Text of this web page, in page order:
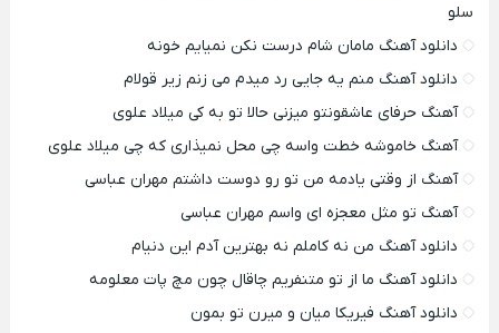
سلو
دانلود آهنگ مامان شام درست نکن نمیایم خونه
دانلود آهنگ منم یه جایی رد میدم می زنم زیر قولام
آهنگ حرفای عاشقونتو میزنی حالا تو به کی میلاد علوی
آهنگ خاموشه خطت واسه چی محل نمیذاری که چی میلاد علوی
آهنگ از وقتی یادمه من تو رو دوست داشتم مهران عباسی
آهنگ تو مثل معجزه ای واسم مهران عباسی
دانلود آهنگ من نه کاملم نه بهترین آدم این دنیام
دانلود آهنگ ما از تو متنفریم چاقال چون مچ پات معلومه
دانلود آهنگ فیریکا میان و میرن تو بمون